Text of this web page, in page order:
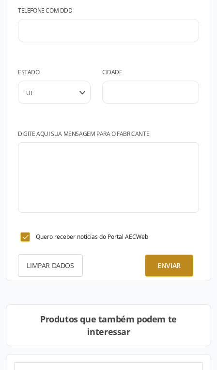
TELEFONE COM DDD
ESTADO CIDADE
DIGITE AQUI SUA MENSAGEM PARA O FABRICANTE
Quero receber notícias do Portal AECWeb
LIMPAR DADOS ENVIAR
Produtos que também podem te
interessar